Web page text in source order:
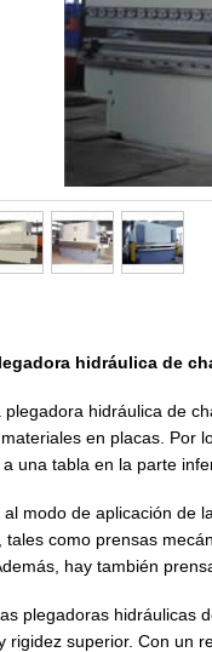
hidráulica de
plegadora hidráulica de
en placas. Por
una tabla en la parte
al modo de aplicación de
tales como prensas
hay también
plegadoras hidráulicas
rigidez superior. Con un